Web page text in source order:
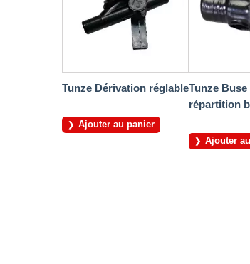
Tunze Dérivation réglable
Ajouter au panier
Tunze Buse
répartition
Ajouter